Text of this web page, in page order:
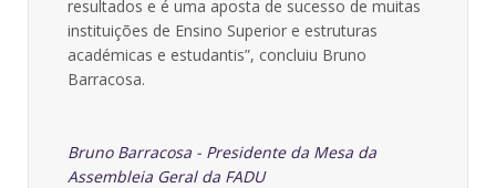
resultados e é uma aposta de sucesso de muitas
instituições de Ensino Superior e estruturas
académicas e estudantis”, concluiu Bruno
Barracosa.
Bruno Barracosa - Presidente da Mesa da
Assembleia Geral da FADU